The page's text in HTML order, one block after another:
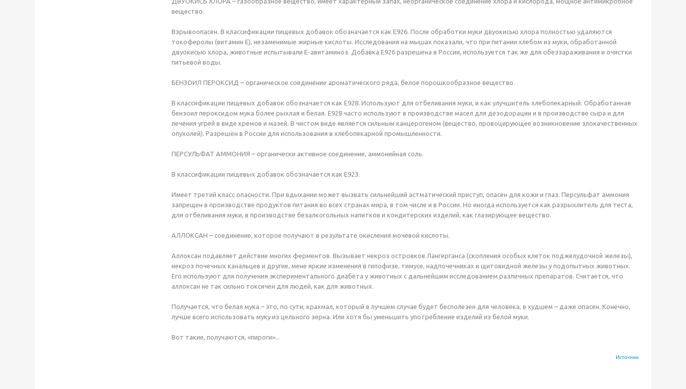
вещество.
Взрывоопасен. В классификации пищевых добавок обозначается как Е926. После обработки муки двуокисью хлора полностью удаляются
токоферолы (витамин Е), незаменимые жирные кислоты. Исследования на мышах показали, что при питании хлебом из муки, обработанной
двуокисью хлора, животные испытывали Е-авитаминоз. Добавка Е926 разрешена в России, используется так же для обеззараживания и очистки
питьевой воды.
БЕНЗОИЛ ПЕРОКСИД – органическое соединение ароматического ряда, белое порошкообразное вещество.
В классификации пищевых добавок обозначается как Е928. Используют для отбеливания муки, и как улучшитель хлебопекарный. Обработанная
бензоил пероксидом мука более рыхлая и белая. Е928 часто используют в производстве масел для дезодорации и в производстве сыра и для
лечения угрей в виде кремов и мазей. В чистом виде является сильным канцерогеном (вещество, провоцирующее возникновение злокачественных
опухолей). Разрешён в России для использования в хлебопекарной промышленности.
ПЕРСУЛЬФАТ АММОНИЯ – органически активное соединение, аммонийная соль.
В классификации пищевых добавок обозначается как Е923.
Имеет третий класс опасности. При вдыхании может вызвать сильнейший астматический приступ, опасен для кожи и глаз. Персульфат аммония
запрещен в производстве продуктов питания во всех странах мира, в том числе и в России. Но иногда используется как разрыхлитель для теста,
для отбеливания муки, в производстве безалкогольных напитков и кондитерских изделий, как глазирующее вещество.
АЛЛОКСАН – соединение, которое получают в результате окисления мочевой кислоты.
Аллоксан подавляет действие многих ферментов. Вызывает некроз островков Лангерганса (скопления особых клеток поджелудочной железы),
некроз почечных канальцев и другие, мене яркие изменения в гипофизе, тимусе, надпочечниках и щитовидной железы у подопытных животных.
Его используют для получения экспериментального диабета у животных с дальнейшим исследованием различных препаратов. Считается, что
аллоксан не так сильно токсичен для людей, как для животных.
Получается, что белая мука – это, по сути, крахмал, который в лучшем случае будет бесполезен для человека, в худшем – даже опасен. Конечно,
лучше всего использовать муку из цельного зерна. Или хотя бы уменьшить употребление изделий из белой муки.
Вот такие, получаются, «пироги»...
Источник